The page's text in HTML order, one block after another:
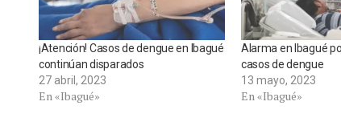
¡Atención! Casos de dengue en Ibagué
continúan disparados
27 abril, 2023
En «Ibagué»
Alarma en Ibagué
casos de dengue
13 mayo, 2023
En «Ibagué»